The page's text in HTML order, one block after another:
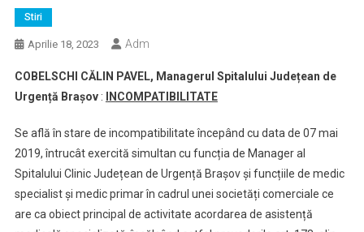
Stiri
Aprilie 18, 2023 Adm
COBELSCHI CĂLIN PAVEL, Managerul Spitalului Județean de
Urgență Brașov: INCOMPATIBILITATE
Se află în stare de incompatibilitate începând cu data de 07 mai
2019, întrucât exercită simultan cu funcția de Manager al
Spitalului Clinic Județean de Urgență Brașov şi funcțiile de medic
specialist și medic primar în cadrul unei societăți comerciale ce
are ca obiect principal de activitate acordarea de asistență